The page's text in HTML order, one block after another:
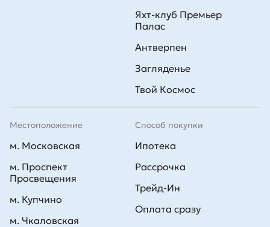
Способ покупки
Ипотека
Рассрочка
Трейд-Ин
Оплата сразу
Яхт-клуб Премьер
Палас
Антверпен
Загляденье
Твой Космос
Местоположение
м. Московская
м. Проспект
Просвещения
м. Купчино
м. Чкаловская